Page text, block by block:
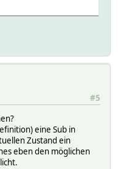
#5
eine Sub in
Zustand ein
eben den möglichen